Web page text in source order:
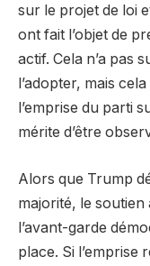
sur le projet de loi
ont fait l’objet de
actif. Cela n’a pas
l’adopter, mais
l’emprise du parti
mérite d’être
Alors que Trump
majorité, le soutien
l’avant-garde
place. Si l’emprise